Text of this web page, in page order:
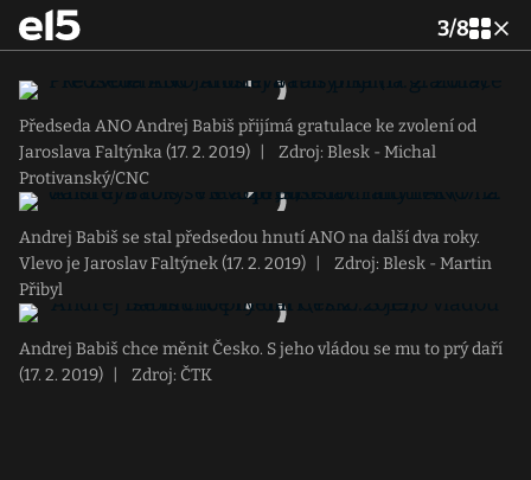
3/8
Předseda ANO Andrej Babiš přijímá gratulace ke zvolení od
Jaroslava Faltýnka (17. 2. 2019)
Zdroj: Blesk - Michal
Protivanský/CNC
Andrej Babiš se stal předsedou hnutí ANO na další dva roky.
Vlevo je Jaroslav Faltýnek (17. 2. 2019)
Zdroj: Blesk - Martin
Přibyl
Andrej Babiš chce měnit Česko. S jeho vládou se mu to prý daří
(17. 2. 2019)
Zdroj: ČTK